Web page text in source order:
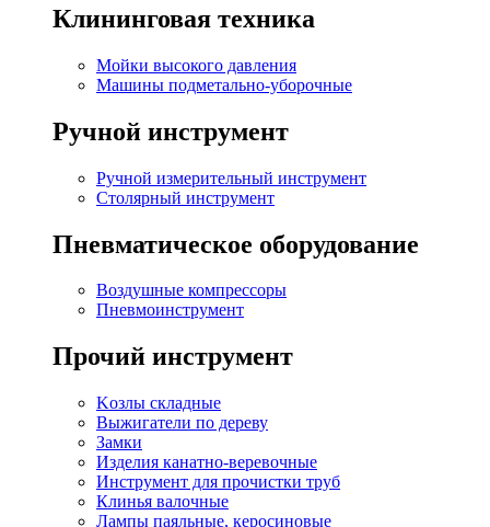
Клининговая техника
Мойки высокого давления
Машины подметально-уборочные
Ручной инструмент
Ручной измерительный инструмент
Столярный инструмент
Пневматическое оборудование
Воздушные компрессоры
Пневмоинструмент
Прочий инструмент
Kозлы складные
Выжигатели по дереву
Замки
Изделия канатно-веревочные
Инструмент для прочистки труб
Клинья валочные
Лампы паяльные, керосиновые